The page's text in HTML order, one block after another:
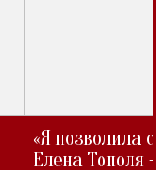
«Я позволила
Елена Тополя